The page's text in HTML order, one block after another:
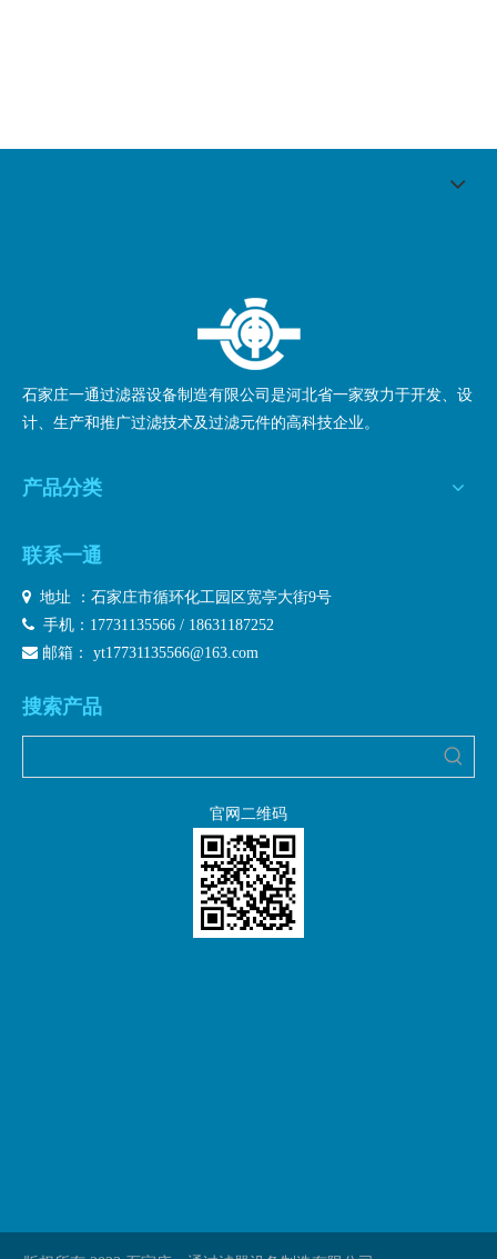
石家庄一通过滤器设备制造有限公司是河北省一家致力于开发、设
计、生产和推广过滤技术及过滤元件的高科技企业。
产品分类
联系一通
 地址 ：石家庄市循环化工园区宽亭大街9号
 手机：17731135566 / 18631187252
 邮箱： yt17731135566@163.com
搜索产品
官网二维码